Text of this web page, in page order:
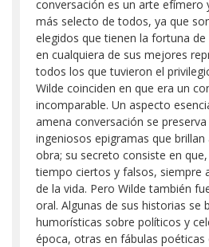
conversación es un arte efímero
más selecto de todos, ya que
elegidos que tienen la fortuna
en cualquiera de sus mejores
todos los que tuvieron el
Wilde coinciden en que era un
incomparable. Un aspecto
amena conversación se
ingeniosos epigramas que
obra; su secreto consiste en
tiempo ciertos y falsos, siempre
de la vida. Pero Wilde también
oral. Algunas de sus historias se
humorísticas sobre políticos y
época, otras en fábulas poéticas